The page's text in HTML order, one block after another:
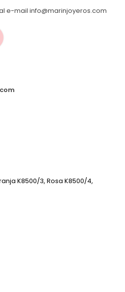
e-mail info@marinjoyeros.com
K8500/3, Rosa K8500/4,